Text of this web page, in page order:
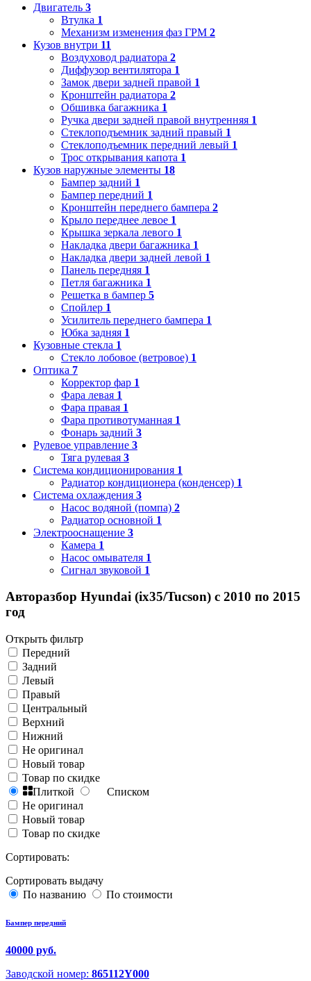
Двигатель 3
Втулка 1
Механизм изменения фаз ГРМ 2
Кузов внутри 11
Воздуховод радиатора 2
Диффузор вентилятора 1
Замок двери задней правой 1
Кронштейн радиатора 2
Обшивка багажника 1
Ручка двери задней правой внутренняя 1
Стеклоподъемник задний правый 1
Стеклоподъемник передний левый 1
Трос открывания капота 1
Кузов наружные элементы 18
Бампер задний 1
Бампер передний 1
Кронштейн переднего бампера 2
Крыло переднее левое 1
Крышка зеркала левого 1
Накладка двери багажника 1
Накладка двери задней левой 1
Панель передняя 1
Петля багажника 1
Решетка в бампер 5
Спойлер 1
Усилитель переднего бампера 1
Юбка задняя 1
Кузовные стекла 1
Стекло лобовое (ветровое) 1
Оптика 7
Корректор фар 1
Фара левая 1
Фара правая 1
Фара противотуманная 1
Фонарь задний 3
Рулевое управление 3
Тяга рулевая 3
Система кондиционирования 1
Радиатор кондиционера (конденсер) 1
Система охлаждения 3
Насос водяной (помпа) 2
Радиатор основной 1
Электрооснащение 3
Камера 1
Насос омывателя 1
Сигнал звуковой 1
Авторазбор Hyundai (ix35/Tucson) с 2010 по 2015
год
Открыть фильтр
Передний
Задний
Левый
Правый
Центральный
Верхний
Нижний
Не оригинал
Новый товар
Товар по скидке
Плиткой
Списком
Не оригинал
Новый товар
Товар по скидке
Сортировать:
Сортировать выдачу
По названию
По стоимости
Бампер передний
40000 руб.
Заводской номер: 865112Y000